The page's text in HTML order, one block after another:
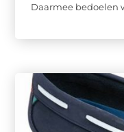
Daarmee bedoelen